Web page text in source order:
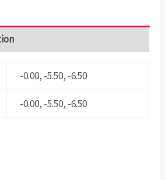
-0.00, -5.50, -6.50
-0.00, -5.50, -6.50